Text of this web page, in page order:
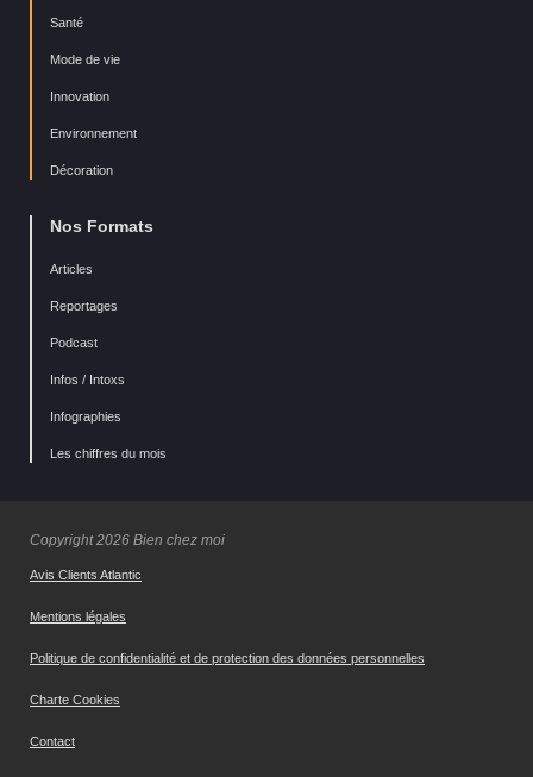
Santé
Mode de vie
Innovation
Environnement
Décoration
Nos Formats
Articles
Reportages
Podcast
Infos / Intoxs
Infographies
Les chiffres du mois
Copyright 2026 Bien chez moi
Avis Clients Atlantic
Mentions légales
Politique de confidentialité et de protection des données personnelles
Charte Cookies
Contact